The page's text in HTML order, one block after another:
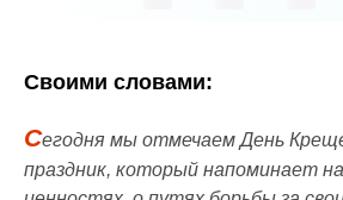
Своими словами:
Сегодня мы отмечаем День
праздник, который напоминает